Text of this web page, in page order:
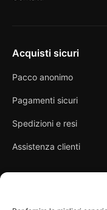
Acquisti sicuri
Pacco anonimo
Pagamenti sicuri
Spedizioni e resi
Assistenza clienti